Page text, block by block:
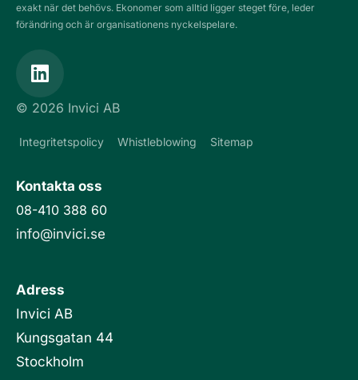
exakt när det behövs. Ekonomer som alltid ligger steget före, leder
förändring och är organisationens nyckelspelare.
L
i
n
k
e
i
n
© 2026 Invici AB
Integritetspolicy Whistleblowing Sitemap
Kontakta oss
08-410 388 60
info@invici.se
Adress
Invici AB
Kungsgatan 44
Stockholm